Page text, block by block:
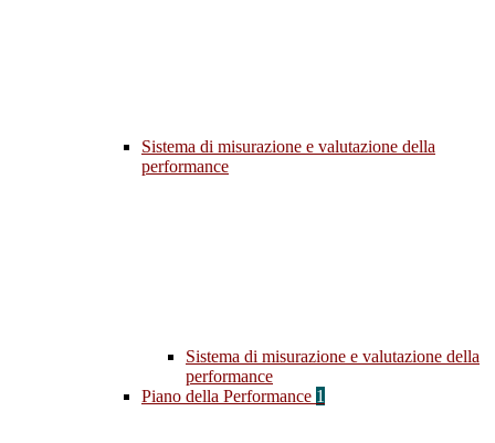
Sistema di misurazione e valutazione della
performance
Sistema di misurazione e valutazione della
performance
Piano della Performance 1